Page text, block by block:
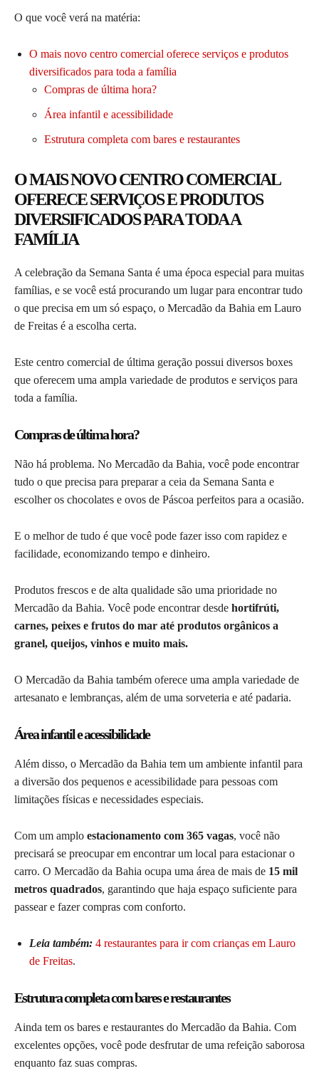
O que você verá na matéria:
O mais novo centro comercial oferece serviços e produtos
diversificados para toda a família
Compras de última hora?
Área infantil e acessibilidade
Estrutura completa com bares e restaurantes
O MAIS NOVO CENTRO COMERCIAL
OFERECE SERVIÇOS E PRODUTOS
DIVERSIFICADOS PARA TODA A
FAMÍLIA
A celebração da Semana Santa é uma época especial para muitas
famílias, e se você está procurando um lugar para encontrar tudo
o que precisa em um só espaço, o Mercadão da Bahia em Lauro
de Freitas é a escolha certa.
Este centro comercial de última geração possui diversos boxes
que oferecem uma ampla variedade de produtos e serviços para
toda a família.
Compras de última hora?
Não há problema. No Mercadão da Bahia, você pode encontrar
tudo o que precisa para preparar a ceia da Semana Santa e
escolher os chocolates e ovos de Páscoa perfeitos para a ocasião.
E o melhor de tudo é que você pode fazer isso com rapidez e
facilidade, economizando tempo e dinheiro.
Produtos frescos e de alta qualidade são uma prioridade no
Mercadão da Bahia. Você pode encontrar desde hortifrúti,
carnes, peixes e frutos do mar até produtos orgânicos a
granel, queijos, vinhos e muito mais.
O Mercadão da Bahia também oferece uma ampla variedade de
artesanato e lembranças, além de uma sorveteria e até padaria.
Área infantil e acessibilidade
Além disso, o Mercadão da Bahia tem um ambiente infantil para
a diversão dos pequenos e acessibilidade para pessoas com
limitações físicas e necessidades especiais.
Com um amplo estacionamento com 365 vagas, você não
precisará se preocupar em encontrar um local para estacionar o
carro. O Mercadão da Bahia ocupa uma área de mais de 15 mil
metros quadrados, garantindo que haja espaço suficiente para
passear e fazer compras com conforto.
Leia também: 4 restaurantes para ir com crianças em Lauro
de Freitas.
Estrutura completa com bares e restaurantes
Ainda tem os bares e restaurantes do Mercadão da Bahia. Com
excelentes opções, você pode desfrutar de uma refeição saborosa
enquanto faz suas compras.